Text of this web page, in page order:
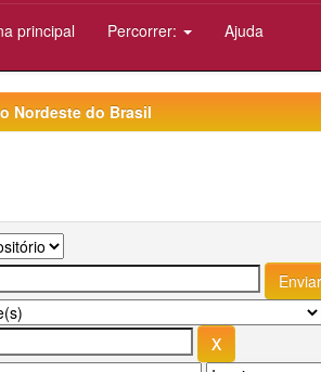
principal Percorrer: Ajuda
Nordeste do Brasil